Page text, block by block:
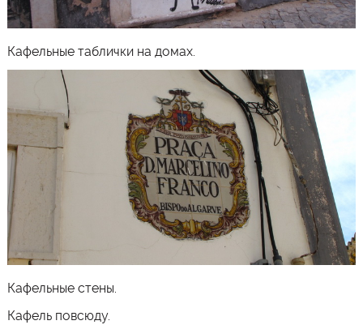
Кафельные таблички на домах.
Кафельные стены.
Кафель повсюду.